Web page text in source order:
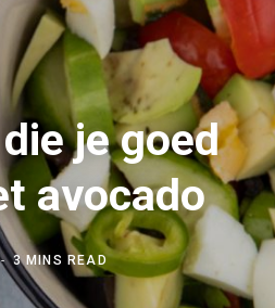
je goed
avocado
3 MINS READ